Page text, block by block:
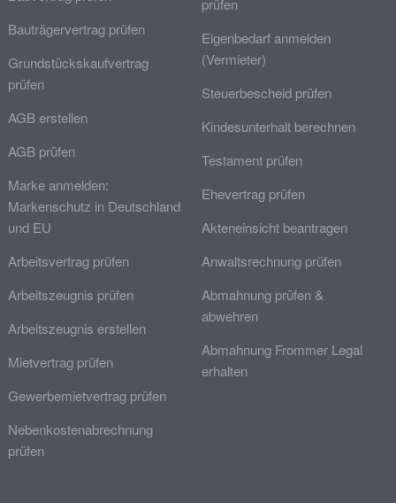
Bauträgervertrag prüfen
Grundstückskaufvertrag
prüfen
AGB erstellen
AGB prüfen
Marke anmelden:
Markenschutz in Deutschland
und EU
Arbeitsvertrag prüfen
Arbeitszeugnis prüfen
Arbeitszeugnis erstellen
Mietvertrag prüfen
Gewerbemietvertrag prüfen
Nebenkostenabrechnung
prüfen
prüfen
Eigenbedarf anmelden
(Vermieter)
Steuerbescheid prüfen
Kindesunterhalt berechnen
Testament prüfen
Ehevertrag prüfen
Akteneinsicht beantragen
Anwaltsrechnung prüfen
Abmahnung prüfen &
abwehren
Abmahnung Frommer Legal
erhalten